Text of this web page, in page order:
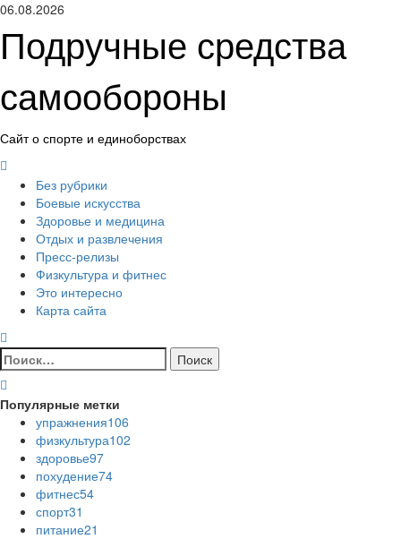
Перейти
содержимому
06.08.2026
Подручные средства
самообороны
Сайт о спорте и единоборствах
менюБез рубрики
Боевые искусства
Здоровье и медицина
Отдых и развлечения
Пресс-релизы
Физкультура и фитнес
Это интересно
Карта сайта
Найти:
Популярные метки
упражнения106
физкультура102
здоровье97
похудение74
фитнес54
спорт31
питание21